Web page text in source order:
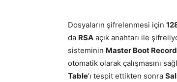
Dosyaların şifrelenmesi için
da RSA açık anahtarı ile
sisteminin Master Boot Record
otomatik olarak çalışmasını
Table’ı tespit ettikten sonra